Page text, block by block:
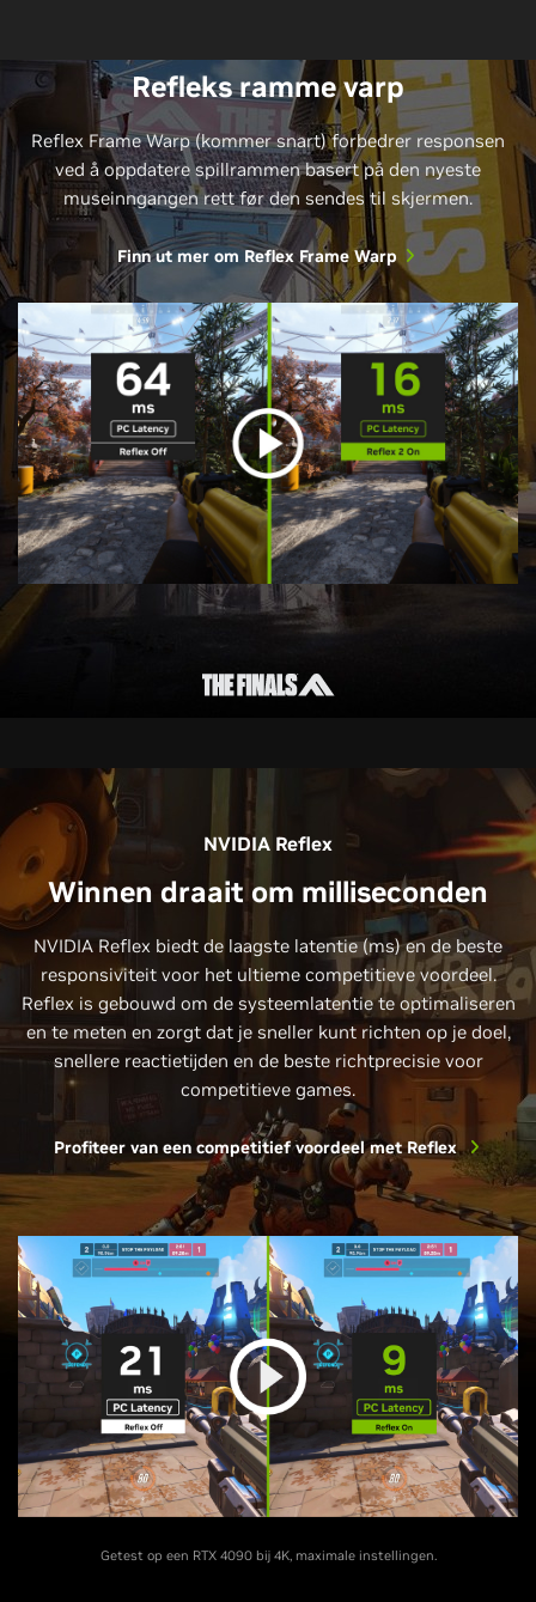
Refleks ramme varp
Reflex Frame Warp (kommer snart) forbedrer responsen
ved å oppdatere spillrammen basert på den nyeste
museinngangen rett før den sendes til skjermen.
Finn ut mer om Reflex Frame Warp
NVIDIA Reflex
Winnen draait om milliseconden
NVIDIA Reflex biedt de laagste latentie (ms) en de beste
responsiviteit voor het ultieme competitieve voordeel.
Reflex is gebouwd om de systeemlatentie te optimaliseren
en te meten en zorgt dat je sneller kunt richten op je doel,
snellere reactietijden en de beste richtprecisie voor
competitieve games.
Profiteer van een competitief voordeel met Reflex
Getest op een RTX 4090 bij 4K, maximale instellingen.